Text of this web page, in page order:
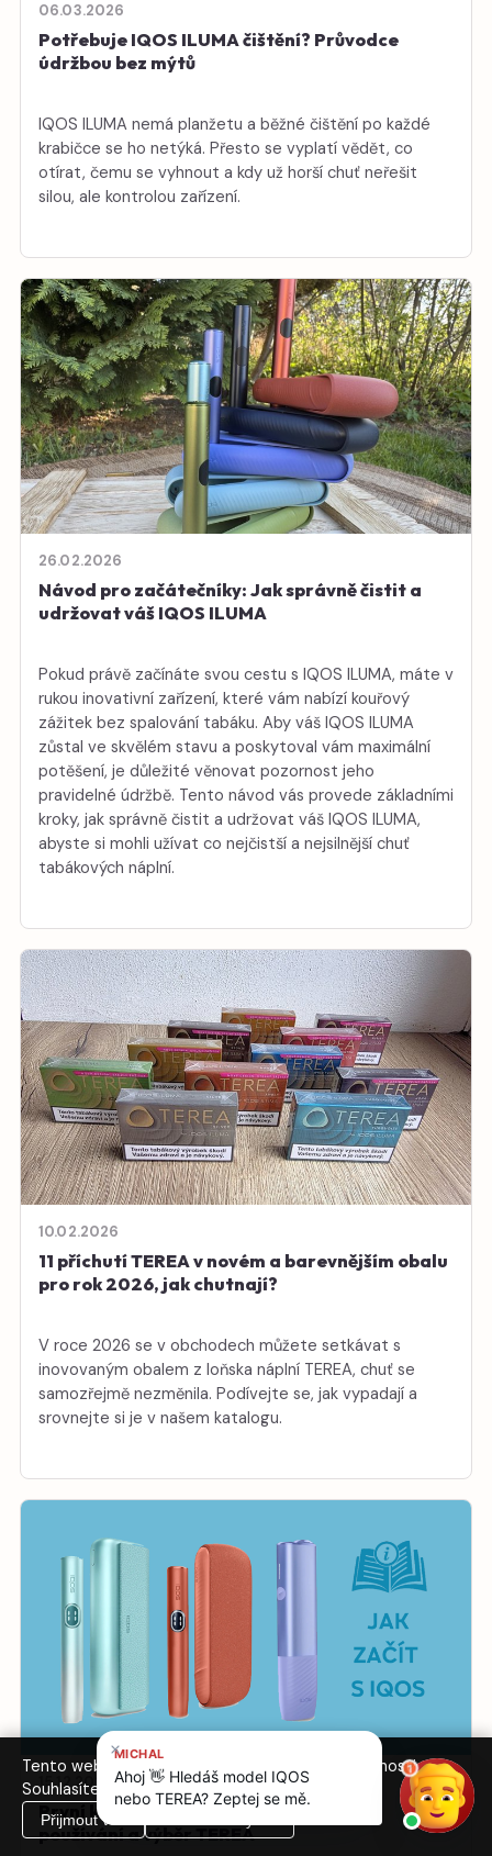
06.03.2026
Potřebuje IQOS ILUMA čištění? Průvodce
údržbou bez mýtů
IQOS ILUMA nemá planžetu a běžné čištění po každé
krabičce se ho netýká. Přesto se vyplatí vědět, co
otírat, čemu se vyhnout a kdy už horší chuť neřešit
silou, ale kontrolou zařízení.
26.02.2026
Návod pro začátečníky: Jak správně čistit a
udržovat váš IQOS ILUMA
Pokud právě začínáte svou cestu s IQOS ILUMA, máte v
rukou inovativní zařízení, které vám nabízí kouřový
zážitek bez spalování tabáku. Aby váš IQOS ILUMA
zůstal ve skvělém stavu a poskytoval vám maximální
potěšení, je důležité věnovat pozornost jeho
pravidelné údržbě. Tento návod vás provede základními
kroky, jak správně čistit a udržovat váš IQOS ILUMA,
abyste si mohli užívat co nejčistší a nejsilnější chuť
tabákových náplní.
10.02.2026
11 příchutí TEREA v novém a barevnějším obalu
pro rok 2026, jak chutnají?
V roce 2026 se v obchodech můžete setkávat s
inovovaným obalem z loňska náplní TEREA, chuť se
samozřejmě nezměnila. Podívejte se, jak vypadají a
srovnejte si je v našem katalogu.
15.12.2025
První kroky s IQOS ILUMA i: nastavení,
používání a výběr TEREA
Tento web používá cookies pro analýzu návštěvnosti.
Souhlasíte s jejich použitím?
Přijmout vše